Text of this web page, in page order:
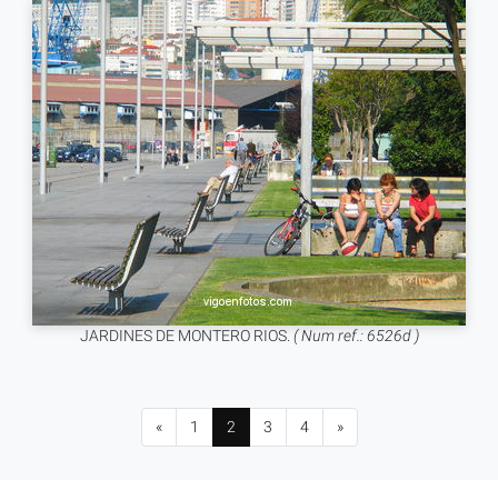
JARDINES DE MONTERO RIOS. ( Num ref.: 6526d )
« 1 2 3 4 »